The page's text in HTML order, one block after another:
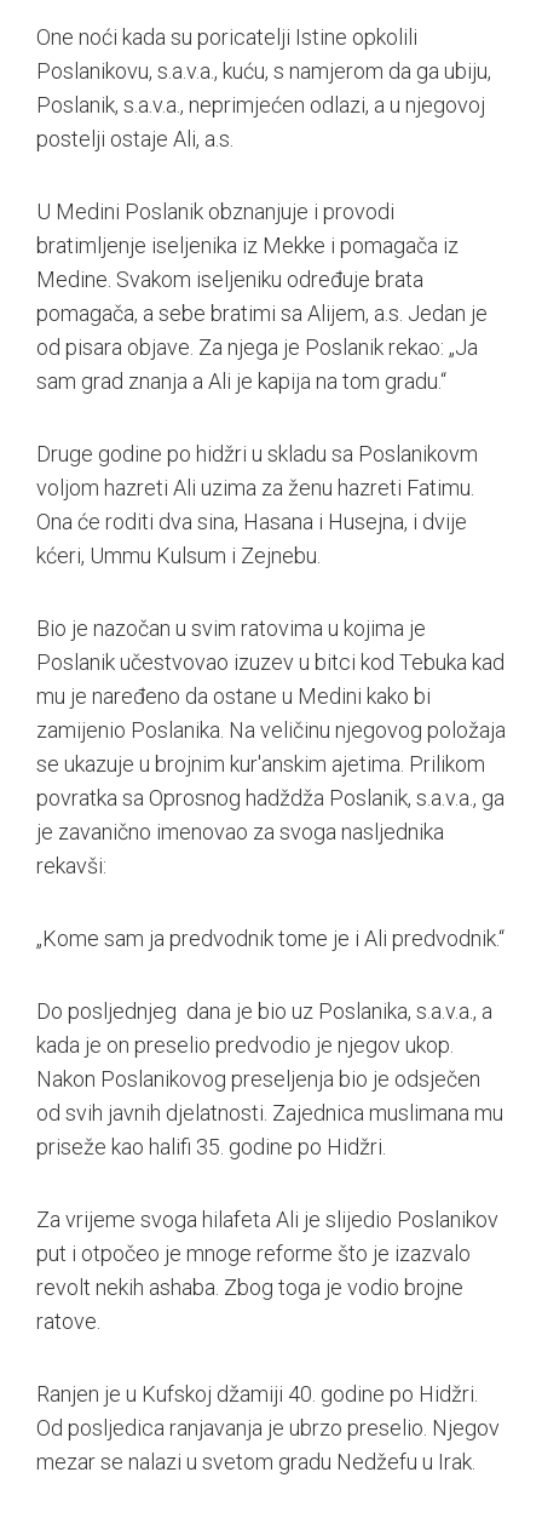
One noći kada su poricatelji Istine opkolili
Poslanikovu, s.a.v.a., kuću, s namjerom da ga ubiju,
Poslanik, s.a.v.a., neprimjećen odlazi, a u njegovoj
postelji ostaje Ali, a.s.
U Medini Poslanik obznanjuje i provodi
bratimljenje iseljenika iz Mekke i pomagača iz
Medine. Svakom iseljeniku određuje brata
pomagača, a sebe bratimi sa Alijem, a.s. Jedan je
od pisara objave. Za njega je Poslanik rekao: „Ja
sam grad znanja a Ali je kapija na tom gradu.“
Druge godine po hidžri u skladu sa Poslanikovm
voljom hazreti Ali uzima za ženu hazreti Fatimu.
Ona će roditi dva sina, Hasana i Husejna, i dvije
kćeri, Ummu Kulsum i Zejnebu.
Bio je nazočan u svim ratovima u kojima je
Poslanik učestvovao izuzev u bitci kod Tebuka kad
mu je naređeno da ostane u Medini kako bi
zamijenio Poslanika. Na veličinu njegovog položaja
se ukazuje u brojnim kur'anskim ajetima. Prilikom
povratka sa Oprosnog hadždža Poslanik, s.a.v.a., ga
je zavanično imenovao za svoga nasljednika
rekavši:
„Kome sam ja predvodnik tome je i Ali predvodnik.“
Do posljednjeg dana je bio uz Poslanika, s.a.v.a., a
kada je on preselio predvodio je njegov ukop.
Nakon Poslanikovog preseljenja bio je odsječen
od svih javnih djelatnosti. Zajednica muslimana mu
priseže kao halifi 35. godine po Hidžri.
Za vrijeme svoga hilafeta Ali je slijedio Poslanikov
put i otpočeo je mnoge reforme što je izazvalo
revolt nekih ashaba. Zbog toga je vodio brojne
ratove.
Ranjen je u Kufskoj džamiji 40. godine po Hidžri.
Od posljedica ranjavanja je ubrzo preselio. Njegov
mezar se nalazi u svetom gradu Nedžefu u Irak.